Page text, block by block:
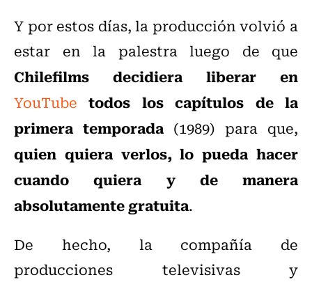
Y por estos días, la producción volvió a
estar en la palestra luego de que
Chilefilms decidiera liberar en
YouTube todos los capítulos de la
primera temporada (1989) para que,
quien quiera verlos, lo pueda hacer
cuando quiera y de manera
absolutamente gratuita.
De hecho, la compañía de
producciones televisivas y